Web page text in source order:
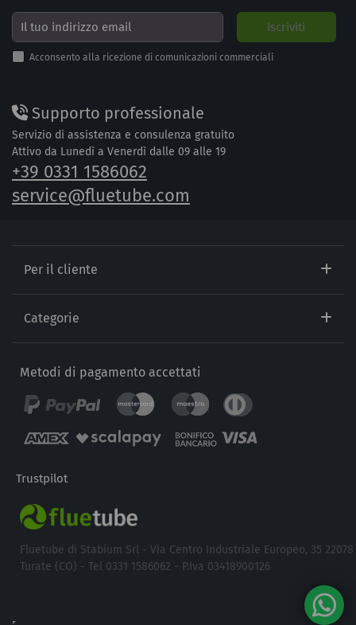
Acconsento alla ricezione di comunicazioni commerciali
Supporto professionale
Servizio di assistenza e consulenza gratuito
Attivo da Lunedì a Venerdì dalle 09 alle 19
+39 0331 1586062
service@fluetube.com
Per il cliente
Categorie
Metodi di pagamento accettati
Trustpilot
Fluetube di Stabium Srl - Via Centro Industriale Europeo, 35 22078
Turate (CO) - Tel 0331 1586062 - P.Iva 03418900126